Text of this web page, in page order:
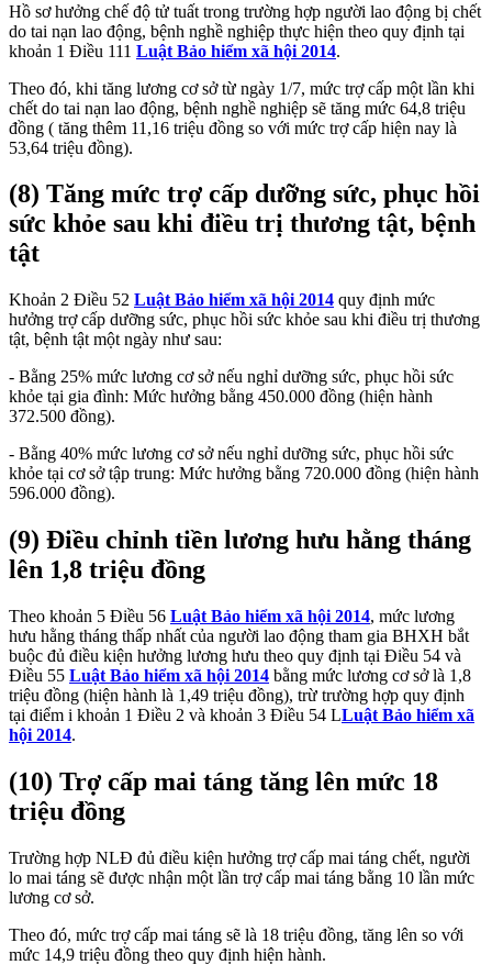
Hồ sơ hưởng chế độ tử tuất trong trường hợp người lao động bị chết
do tai nạn lao động, bệnh nghề nghiệp thực hiện theo quy định tại
khoản 1 Điều 111 Luật Bảo hiểm xã hội 2014.
Theo đó, khi tăng lương cơ sở từ ngày 1/7, mức trợ cấp một lần khi
chết do tai nạn lao động, bệnh nghề nghiệp sẽ tăng mức 64,8 triệu
đồng ( tăng thêm 11,16 triệu đồng so với mức trợ cấp hiện nay là
53,64 triệu đồng).
(8) Tăng mức trợ cấp dưỡng sức, phục hồi
sức khỏe sau khi điều trị thương tật, bệnh
tật
Khoản 2 Điều 52 Luật Bảo hiểm xã hội 2014 quy định mức
hưởng trợ cấp dưỡng sức, phục hồi sức khỏe sau khi điều trị thương
tật, bệnh tật một ngày như sau:
- Bằng 25% mức lương cơ sở nếu nghỉ dưỡng sức, phục hồi sức
khỏe tại gia đình: Mức hưởng bằng 450.000 đồng (hiện hành
372.500 đồng).
- Bằng 40% mức lương cơ sở nếu nghỉ dưỡng sức, phục hồi sức
khỏe tại cơ sở tập trung: Mức hưởng bằng 720.000 đồng (hiện hành
596.000 đồng).
(9) Điều chỉnh tiền lương hưu hằng tháng
lên 1,8 triệu đồng
Theo khoản 5 Điều 56 Luật Bảo hiểm xã hội 2014, mức lương
hưu hằng tháng thấp nhất của người lao động tham gia BHXH bắt
buộc đủ điều kiện hưởng lương hưu theo quy định tại Điều 54 và
Điều 55 Luật Bảo hiểm xã hội 2014 bằng mức lương cơ sở là 1,8
triệu đồng (hiện hành là 1,49 triệu đồng), trừ trường hợp quy định
tại điểm i khoản 1 Điều 2 và khoản 3 Điều 54 LLuật Bảo hiểm xã
hội 2014.
(10) Trợ cấp mai táng tăng lên mức 18
triệu đồng
Trường hợp NLĐ đủ điều kiện hưởng trợ cấp mai táng chết, người
lo mai táng sẽ được nhận một lần trợ cấp mai táng bằng 10 lần mức
lương cơ sở.
Theo đó, mức trợ cấp mai táng sẽ là 18 triệu đồng, tăng lên so với
mức 14,9 triệu đồng theo quy định hiện hành.